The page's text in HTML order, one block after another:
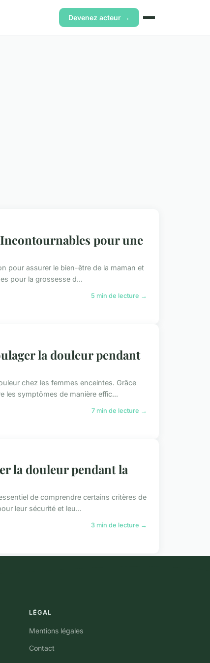
Devenez acteur →
pour une
pour assurer le bien-être de la maman et
pour la grossesse d...
5 min de lecture →
la douleur pendant
chez les femmes enceintes. Grâce
les symptômes de manière effic...
7 min de lecture →
la douleur pendant la
de comprendre certains critères de
leur sécurité et leu...
3 min de lecture →
LÉGAL
Mentions légales
Contact